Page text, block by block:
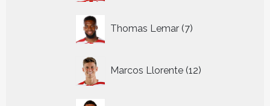
Thomas Lemar 7
producten
Marcos Llorente 12
producten